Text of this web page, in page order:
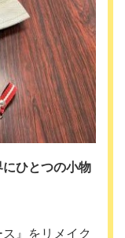
ひとつの小物
』をリメイク